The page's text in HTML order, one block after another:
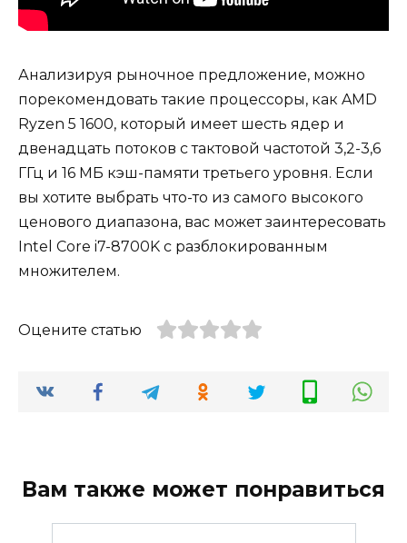
Анализируя рыночное предложение, можно
порекомендовать такие процессоры, как AMD
Ryzen 5 1600, который имеет шесть ядер и
двенадцать потоков с тактовой частотой 3,2-3,6
ГГц и 16 МБ кэш-памяти третьего уровня. Если
вы хотите выбрать что-то из самого высокого
ценового диапазона, вас может заинтересовать
Intel Core i7-8700K с разблокированным
множителем.
Оцените статью
Вам также может понравиться